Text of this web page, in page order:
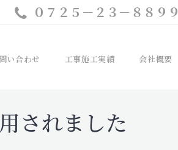
０７２５－２３－８８９９
い合わせ 工事施工実績 会社概要
されました